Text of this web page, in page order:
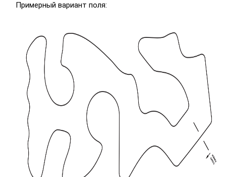
Примерный вариант поля: